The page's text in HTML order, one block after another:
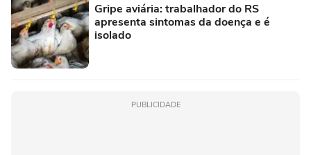
Gripe aviária: trabalhador do RS
apresenta sintomas da doença e é
isolado
PUBLICIDADE